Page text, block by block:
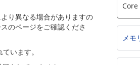
メモ
り異なる場合がありますの
のページをご確認くださ
います。